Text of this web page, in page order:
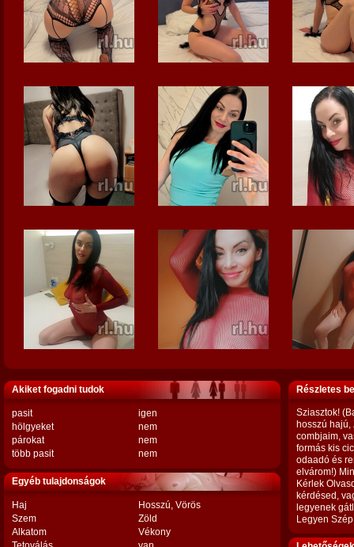
Akiket fogadni tudok
pasit
igen
hölgyeket
nem
párokat
nem
több pasit
nem
Egyéb tulajdonságok
Haj
Hosszú, Vörös
Szem
Zöld
Alkatom
Vékony
Részletes
Sziasztok!
hosszú hajú,
combjaim,
formás kis
odaadó és
elvárom!)
Kérlek
kérdésed,
legyenek
Legyen